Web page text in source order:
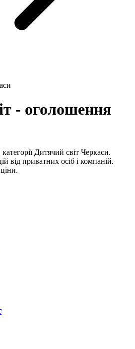
- оголошення
Дитячий світ Черкаси.
від приватних осіб і компаній.